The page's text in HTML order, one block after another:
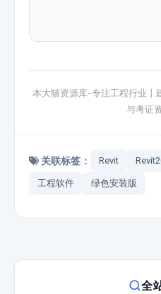
本大猫资源库-专注工程行业丨
与考证
关联标签： Revit
工程软件 绿色安装版
全